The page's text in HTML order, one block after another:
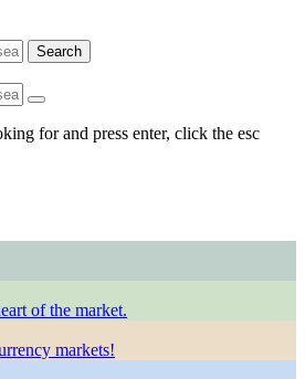
Search
for and press enter, click the esc
of the market.
markets!